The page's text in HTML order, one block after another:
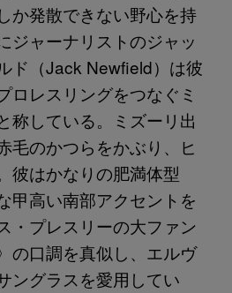
か発散できない野心を持
ジャーナリストのジャッ
ド（Jack Newfield）は彼
ロレスリングをつなぐミ
称している。ミズーリ出
毛のかつらをかぶり、ヒ
彼はかなりの肥満体型
甲高い南部アクセントを
・プレスリーの大ファン
の口調を真似し、エルヴ
ングラスを愛用してい